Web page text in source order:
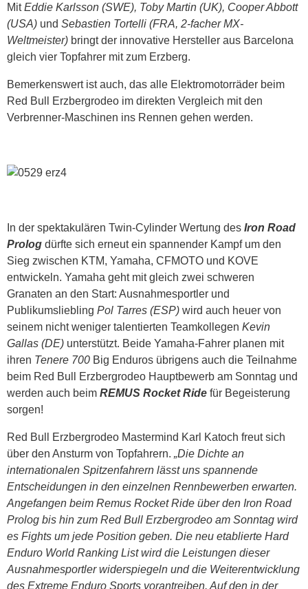
MitEddie Karlsson (SWE), Toby Martin (UK), Cooper Abbott
(USA) und Sebastien Tortelli (FRA, 2-facher MX-
Weltmeister) bringt der innovative Hersteller aus Barcelona
gleich vier Topfahrer mit zum Erzberg.
Bemerkenswert ist auch, das alle Elektromotorräder beim
Red Bull Erzbergrodeo im direkten Vergleich mit den
Verbrenner-Maschinen ins Rennen gehen werden.
In der spektakulären Twin-Cylinder Wertung des Iron Road
Prolog dürfte sich erneut ein spannender Kampf um den
Sieg zwischen KTM, Yamaha, CFMOTO und KOVE
entwickeln. Yamaha geht mit gleich zwei schweren
Granaten an den Start: Ausnahmesportler und
Publikumsliebling Pol Tarres (ESP) wird auch heuer von
seinem nicht weniger talentierten Teamkollegen Kevin
Gallas (DE) unterstützt. Beide Yamaha-Fahrer planen mit
ihren Tenere 700 Big Enduros übrigens auch die Teilnahme
beim Red Bull Erzbergrodeo Hauptbewerb am Sonntag und
werden auch beim REMUS Rocket Ride für Begeisterung
sorgen!
Red Bull Erzbergrodeo Mastermind Karl Katoch freut sich
über den Ansturm von Topfahrern. „Die Dichte an
internationalen Spitzenfahrern lässt uns spannende
Entscheidungen in den einzelnen Rennbewerben erwarten.
Angefangen beim Remus Rocket Ride über den Iron Road
Prolog bis hin zum Red Bull Erzbergrodeo am Sonntag wird
es Fights um jede Position geben. Die neu etablierte Hard
Enduro World Ranking List wird die Leistungen dieser
Ausnahmesportler widerspiegeln und die Weiterentwicklung
des Extreme Enduro Sports vorantreiben. Auf den in der